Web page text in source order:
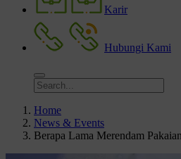
Karir
Hubungi Kami
Home
News & Events
Berapa Lama Merendam